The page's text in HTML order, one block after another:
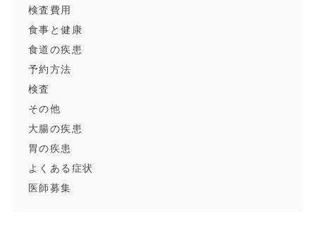
検査費用
食事と健康
食道の疾患
予約方法
検査
その他
大腸の疾患
胃の疾患
よくある症状
医師募集